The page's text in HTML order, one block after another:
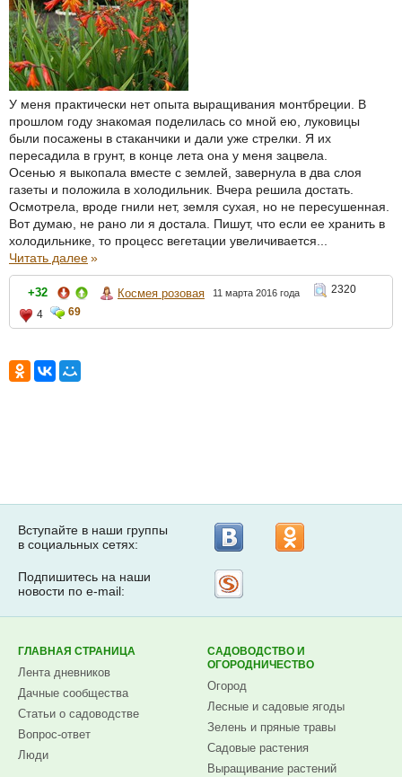
У меня практически нет опыта выращивания монтбреции. В
прошлом году знакомая поделилась со мной ею, луковицы
были посажены в стаканчики и дали уже стрелки. Я их
пересадила в грунт, в конце лета она у меня зацвела.
Осенью я выкопала вместе с землей, завернула в два слоя
газеты и положила в холодильник. Вчера решила достать.
Осмотрела, вроде гнили нет, земля сухая, но не пересушенная.
Вот думаю, не рано ли я достала. Пишут, что если ее хранить в
холодильнике, то процесс вегетации увеличивается...
Читать далее»
+32 Космея розовая 11 марта 2016 года
2320
4
69
Вступайте в наши группы
в социальных сетях:
Подпишитесь на наши
новости по e-mail:
ГЛАВНАЯ СТРАНИЦА
Лента дневников
Дачные сообщества
Статьи о садоводстве
Вопрос-ответ
Люди
САДОВОДСТВО И
ОГОРОДНИЧЕСТВО
Огород
Лесные и садовые ягоды
Зелень и пряные травы
Садовые растения
Выращивание растений